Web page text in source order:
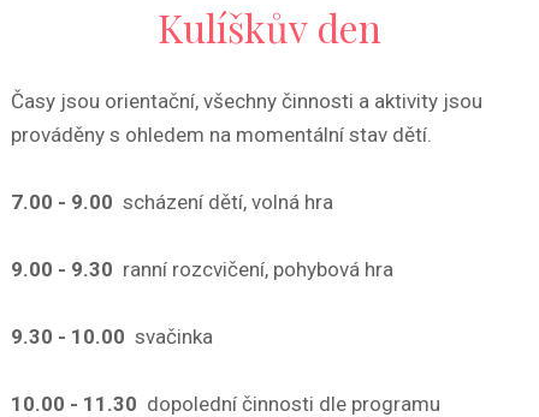
Kulíškův den
Časy jsou orientační, všechny činnosti a aktivity jsou
prováděny s ohledem na momentální stav dětí.
7.00 - 9.00 scházení dětí, volná hra
9.00 - 9.30 ranní rozcvičení, pohybová hra
9.30 - 10.00 svačinka
10.00 - 11.30 dopolední činnosti dle programu